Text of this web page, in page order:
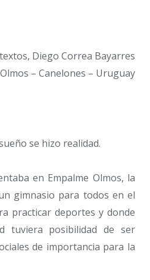
Diego Correa Bayarres
– Canelones – Uruguay
se hizo realidad.
en Empalme Olmos, la
gimnasio para todos en el
practicar deportes y donde
tuviera posibilidad de ser
de importancia para la